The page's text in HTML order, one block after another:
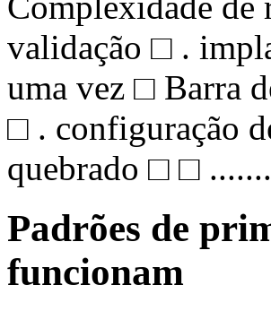
validação □ .
uma vez □ Barra
□ . configuração
quebrado □ □
Padrões de
funcionam